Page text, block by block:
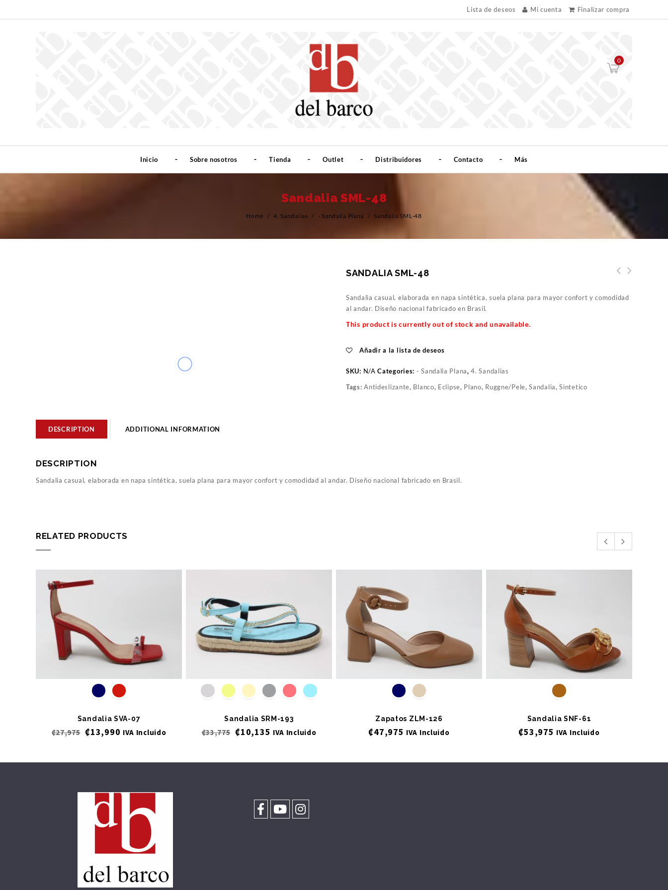
Lista de deseos Mi cuenta Finalizar compra
0
Inicio Sobre nosotros Tienda Outlet Distribuidores Contacto Más
Sandalia SML-48
Home / 4. Sandalias / - Sandalia Plana / Sandalia SML-48
SANDALIA SML-48
Sandalia casual, elaborada en napa sintética, suela plana para mayor confort y comodidad
al andar. Diseño nacional fabricado en Brasil.
This product is currently out of stock and unavailable.
Añadir a la lista de deseos
SKU: N/A Categories: - Sandalia Plana,4. Sandalias
Tags:Antideslizante, Blanco, Eclipse, Plano, Ruggne/Pele,Sandalia,Sintetico
DESCRIPTION ADDITIONAL INFORMATION
DESCRIPTION
Sandalia casual, elaborada en napa sintética, suela plana para mayor confort y comodidad al andar. Diseño nacional fabricado en Brasil.
RELATED PRODUCTS
Sandalia SVA-07
₡27,975 ₡13,990 IVA Incluido
Sandalia SRM-193
₡33,775 ₡10,135 IVA Incluido
Zapatos ZLM-126
₡47,975 IVA Incluido
Sandalia SNF-61
₡53,975 IVA Incluido